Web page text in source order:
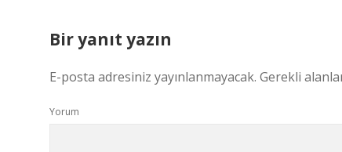
Bir yanıt yazın
E-posta adresiniz yayınlanmayacak. Gerekli
Yorum